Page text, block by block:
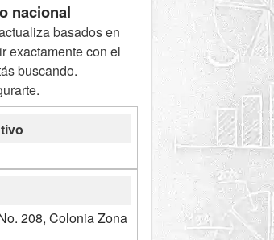
nacional
basados en
exactamente con el
buscando.
208, Colonia Zona